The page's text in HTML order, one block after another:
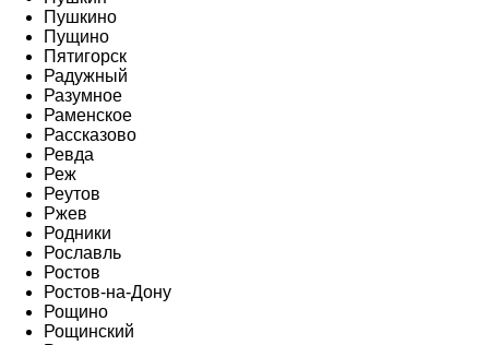
Пушкино
Пущино
Пятигорск
Радужный
Разумное
Раменское
Рассказово
Ревда
Реж
Реутов
Ржев
Родники
Рославль
Ростов
Ростов-на-Дону
Рощино
Рощинский